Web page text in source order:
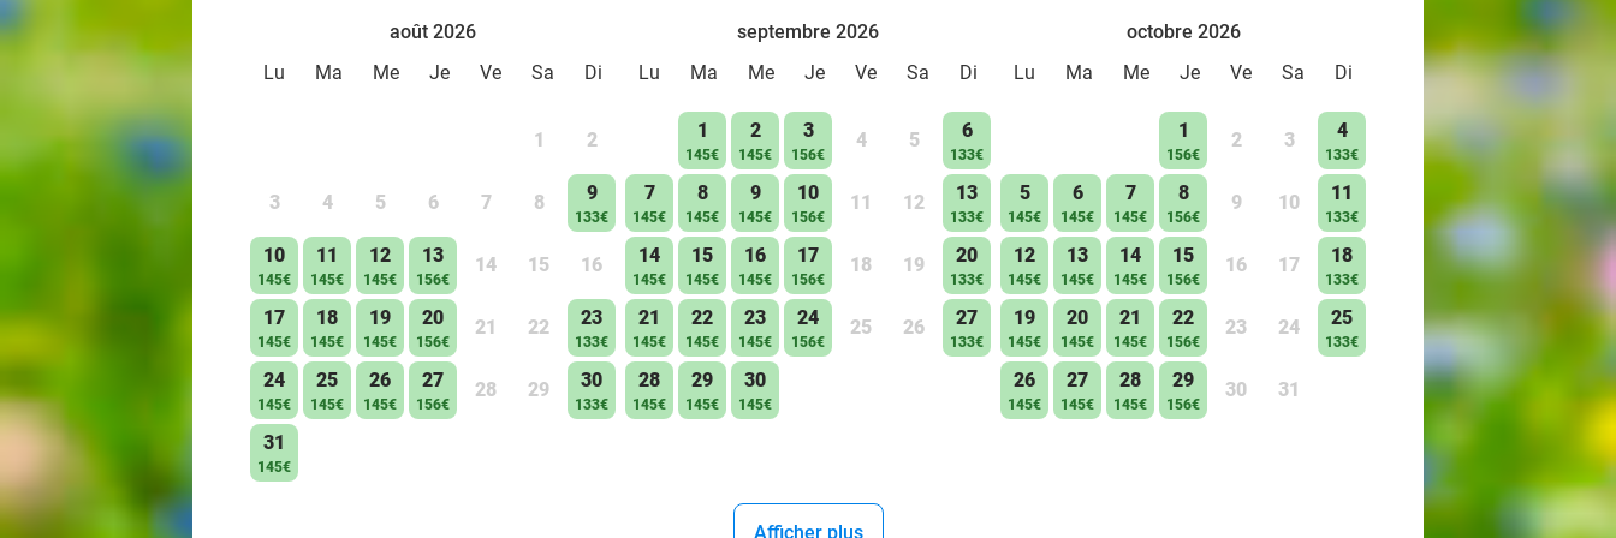
Nécessaire à café et à thé
Bureau avec chaise
Vue sur le parc
Wifi gratuit
août 2026
Lu
Ma Me Je Ve Sa Di
1 2
3 4 5 6 7 8 9
133€
10
145€
11
145€
12
145€
13
156€
14 15 16
17
145€
18
145€
19
145€
20
156€
21 22 23
133€
24
145€
25
145€
26
145€
27
156€
28 29 30
133€
31
145€
septembre 2026
Lu
Ma Me Je Ve Sa Di
1
145€
2
145€
3
156€
4 5 6
133€
7
145€
8
145€
9
145€
10
156€
11 12 13
133€
14
145€
15
145€
16
145€
17
156€
18 19 20
133€
21
145€
22
145€
23
145€
24
156€
25 26 27
133€
28
145€
29
145€
30
145€
octobre 2026
Lu
Ma Me Je Ve Sa Di
1
156€
2 3 4
133€
5
145€
6
145€
7
145€
8
156€
9 10 11
133€
12
145€
13
145€
14
145€
15
156€
16 17 18
133€
19
145€
20
145€
21
145€
22
156€
23 24 25
133€
26
145€
27
145€
28
145€
29
156€
30 31
Afficher plus